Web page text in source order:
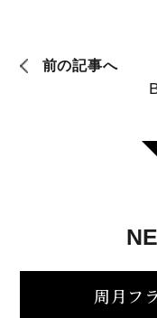
前の記事へ
周月フ